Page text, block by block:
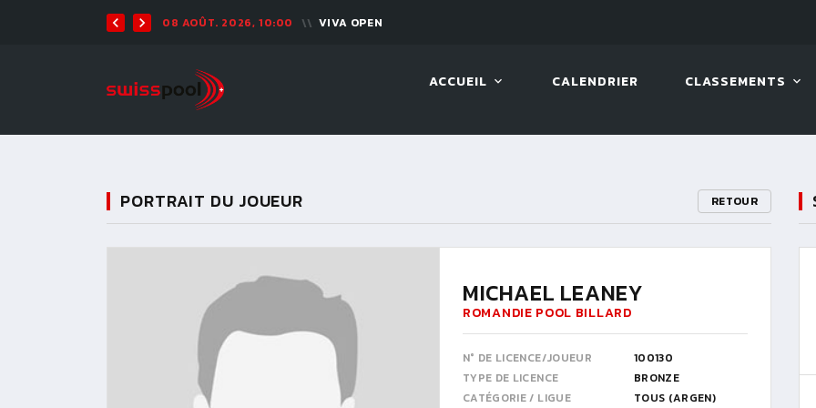
08 AOÛT. 2026, 10:00 VIVA OPEN
ACCUEIL CALENDRIER CLASSEMENTS
PORTRAIT DU JOUEUR RETOUR
MICHAEL LEANEY
ROMANDIE POOL BILLARD
N° DE LICENCE/JOUEUR
100130
TYPE DE LICENCE
BRONZE
CATÉGORIE / LIGUE
TOUS (ARGEN)